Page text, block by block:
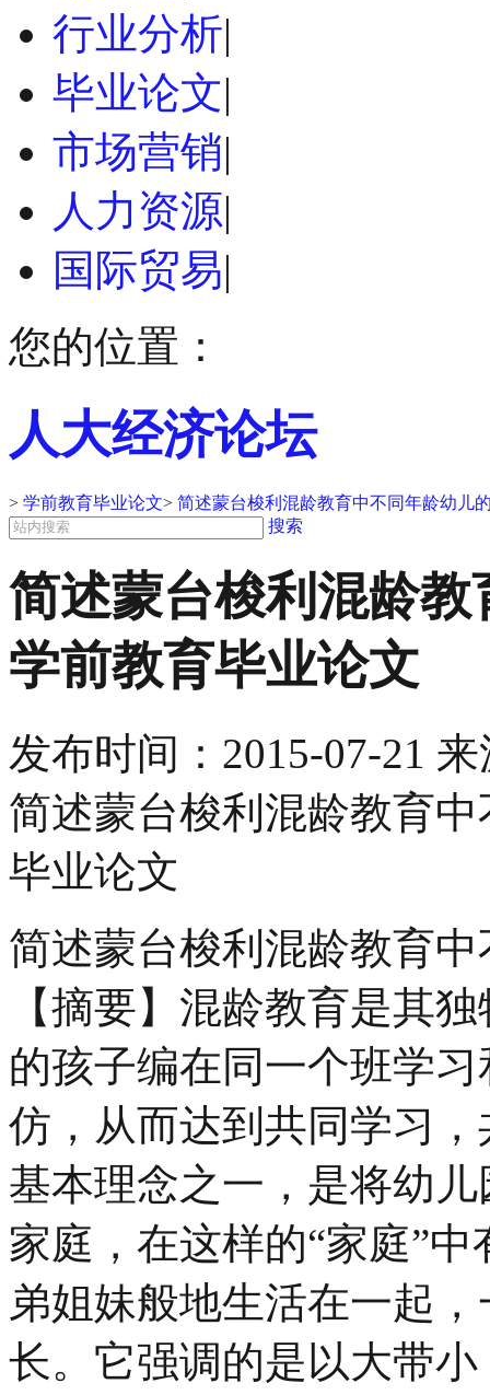
行业分析|
毕业论文|
市场营销|
人力资源|
国际贸易|
您的位置：
人大经济论坛
> 学前教育毕业论文> 简述蒙台梭利混龄教育中不同年龄幼儿
搜索
简述蒙台梭利混龄
学前教育毕业论文
发布时间： 2015-07-21 来
简述蒙台梭利混龄教育
毕业论文
简述蒙台梭利混龄教育
【摘要】混龄教育是其
的孩子编在同一个班学
仿，从而达到共同学习
基本理念之一，是将幼
家庭，在这样的“家庭”
弟姐妹般地生活在一起
长。它强调的是以大带